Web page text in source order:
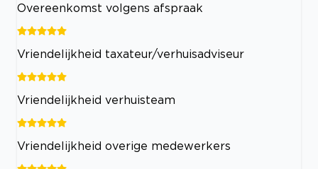
Overeenkomst volgens afspraak
Vriendelijkheid taxateur/verhuisadviseur
Vriendelijkheid verhuisteam
Vriendelijkheid overige medewerkers